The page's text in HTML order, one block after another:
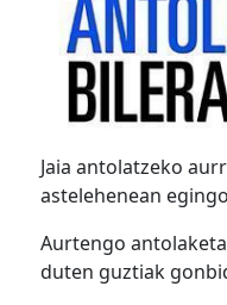
Jaia antolatzeko
astelehenean
Aurtengo
duten guztiak